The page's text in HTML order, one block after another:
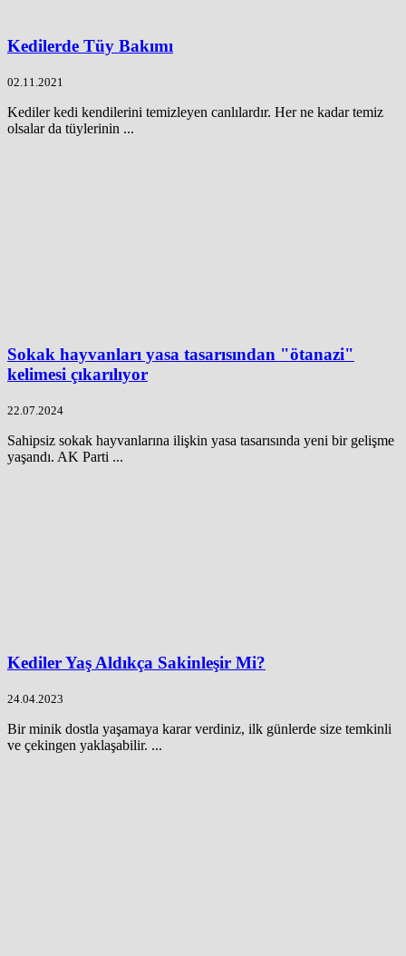
Kedilerde Tüy Bakımı
02.11.2021
Kediler kedi kendilerini temizleyen canlılardır. Her ne kadar temiz
olsalar da tüylerinin ...
Sokak hayvanları yasa tasarısından "ötanazi"
kelimesi çıkarılıyor
22.07.2024
Sahipsiz sokak hayvanlarına ilişkin yasa tasarısında yeni bir gelişme
yaşandı. AK Parti ...
Kediler Yaş Aldıkça Sakinleşir Mi?
24.04.2023
Bir minik dostla yaşamaya karar verdiniz, ilk günlerde size temkinli
ve çekingen yaklaşabilir. ...